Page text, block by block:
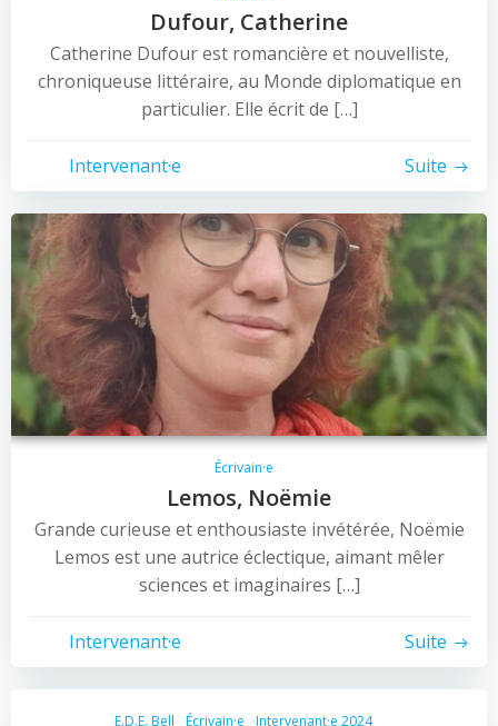
Dufour, Catherine
Catherine Dufour est romancière et nouvelliste,
chroniqueuse littéraire, au Monde diplomatique en
particulier. Elle écrit de […]
Intervenant·e Suite
Écrivain·e
Lemos, Noëmie
Grande curieuse et enthousiaste invétérée, Noëmie
Lemos est une autrice éclectique, aimant mêler
sciences et imaginaires […]
Intervenant·e Suite
E.D.E. Bell Écrivain·e Intervenant·e 2024